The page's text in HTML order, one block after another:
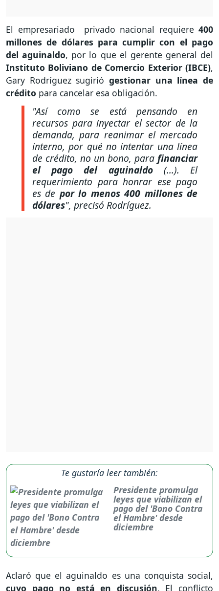
El empresariado privado nacional requiere 400
millones de dólares para cumplir con el pago
del aguinaldo, por lo que el gerente general del
Instituto Boliviano de Comercio Exterior (IBCE),
Gary Rodríguez sugirió gestionar una línea de
crédito para cancelar esa obligación.
"Así como se está pensando en
recursos para inyectar el sector de la
demanda, para reanimar el mercado
interno, por qué no intentar una línea
de crédito, no un bono, para financiar
el pago del aguinaldo(...). El
requerimiento para honrar ese pago
es de por lo menos 400 millones de
dólares", precisó Rodríguez.
Te gustaría leer también:
Presidente promulga
leyes que viabilizan el
pago del 'Bono Contra
el Hambre' desde
diciembre
Aclaró que el aguinaldo es una conquista social,
cuyo pago no está en discusión. El conflicto